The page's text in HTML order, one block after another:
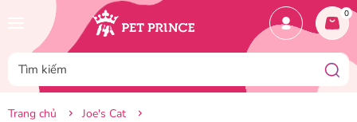
0
Trang chủ
Joe's Cat